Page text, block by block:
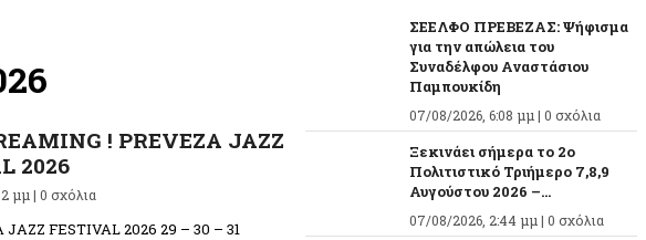
! PREVEZA JAZZ
2026
μμ |0 σχόλια
JAZZ FESTIVAL 2026 29 – 30 – 31
ΣΕΕΛΦΟ ΠΡΕΒΕΖΑΣ: Ψήφισμα
για την απώλεια του
Συναδέλφου Αναστάσιου
Παμπουκίδη
07/08/2026, 6:08 μμ | 0 σχόλια
Ξεκινάει σήμερα το 2ο
Πολιτιστικό Τριήμερο 7,8,9
Αυγούστου 2026 –...
07/08/2026, 2:44 μμ | 0 σχόλια